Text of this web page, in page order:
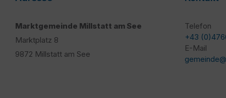
Marktgemeinde Millstatt am See
Marktplatz 8
9872 Millstatt am See
Telefon
+43
E-Mail